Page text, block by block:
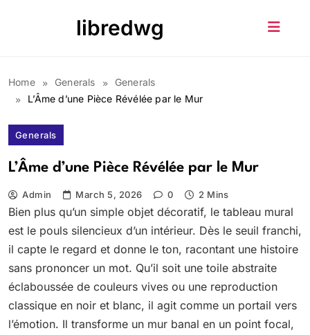
libredwg
Home Generals
Generals
L’Âme d’une Pièce Révélée par le Mur
Generals
L’Âme d’une Pièce Révélée par le Mur
Admin March 5, 2026 0 2 Mins
Bien plus qu’un simple objet décoratif, le tableau mural
est le pouls silencieux d’un intérieur. Dès le seuil franchi,
il capte le regard et donne le ton, racontant une histoire
sans prononcer un mot. Qu’il soit une toile abstraite
éclaboussée de couleurs vives ou une reproduction
classique en noir et blanc, il agit comme un portail vers
l’émotion. Il transforme un mur banal en un point focal,